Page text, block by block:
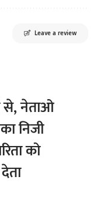
Leave a review
से, नेताओ
निजी
को